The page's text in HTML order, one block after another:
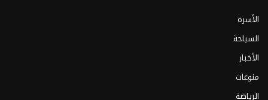
الأسرة
السياحة
الأخبار
منوعات
الرياضة